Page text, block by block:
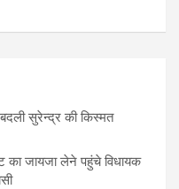
सुरेन्द्र की किस्मत
का जायजा लेने पहुंचे विधायक